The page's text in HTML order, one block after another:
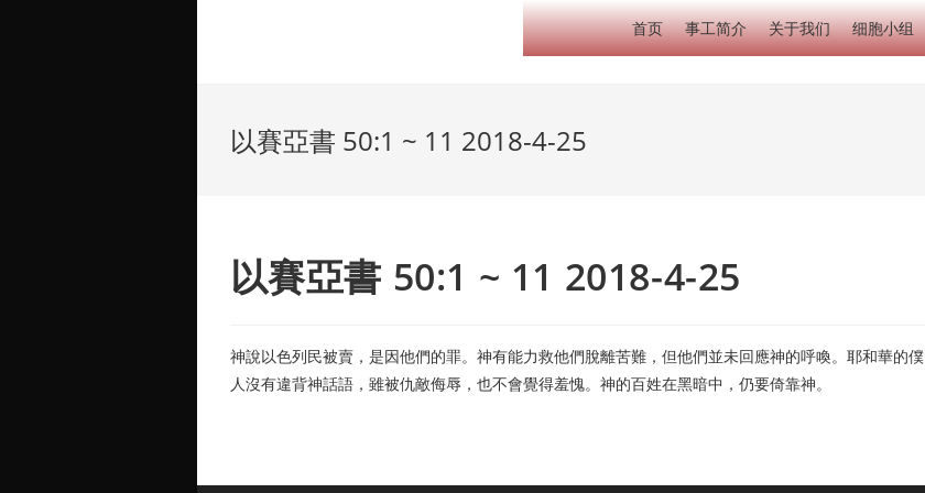
首页 事工简介 关于我们 细胞小组
以賽亞書 50:1 ~ 11 2018-4-25
以賽亞書 50:1 ~ 11 2018-4-25
神說以色列民被賣，是因他們的罪。神有能力救他們脫離苦難，但他們並未回應神的呼喚。耶和華的僕
人沒有違背神話語，雖被仇敵侮辱，也不會覺得羞愧。神的百姓在黑暗中，仍要倚靠神。